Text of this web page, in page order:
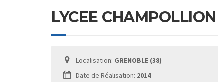
LYCEE
Localisation: GRENOBLE (38)
Date de Réalisation: 2014